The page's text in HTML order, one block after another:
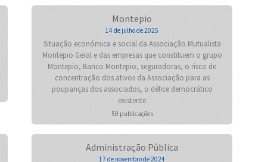
Montepio
14 de julho de 2025
Situação económica e social da Associação Mutualista
Montepio Geral e das empresas que constituem o grupo
Montepio, Banco Montepio, seguradoras, o risco de
concentração dos ativos da Associação para as
poupanças dos associados, o défice democrático
existente
50 publicações
Administração Pública
17 de novembro de 2024